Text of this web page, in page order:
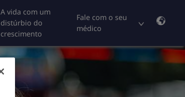
A vida com um
distúrbio do
crescimento
Fale com o seu
médico